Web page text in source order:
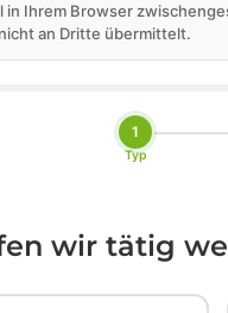
in Ihrem Browser
an Dritte übermittelt.
1
Typ
wir tätig